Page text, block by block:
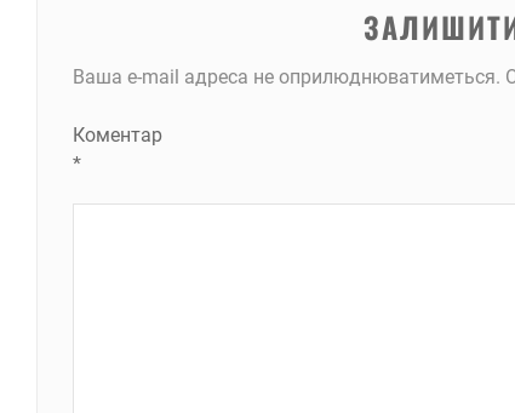
Ваша e-mail адреса не оприлюднюватиметься.
Коментар
*